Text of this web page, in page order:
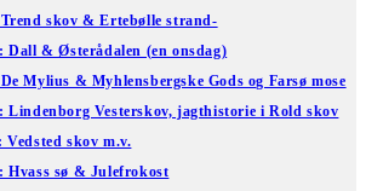
Trend skov & Ertebølle strand-
Dall & Østerådalen (en onsdag)
Mylius & Myhlensbergske Gods og Farsø mose
Lindenborg Vesterskov, jagthistorie i Rold skov
Vedsted skov m.v.
Hvass sø & Julefrokost